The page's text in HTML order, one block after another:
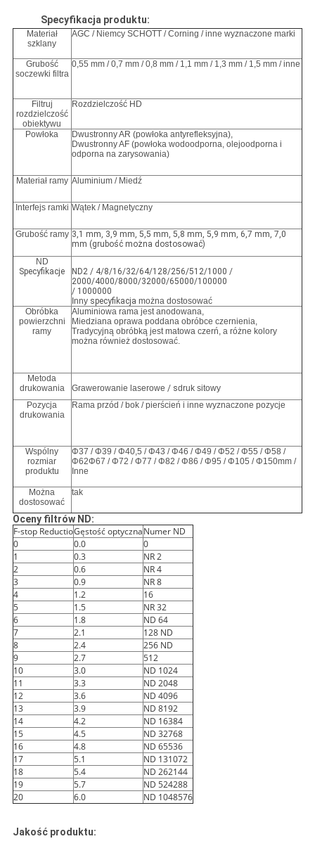
Specyfikacja produktu:
Materiał
szklany
AGC / Niemcy SCHOTT / Corning / inne wyznaczone marki
Grubość
soczewki filtra
0,55 mm / 0,7 mm / 0,8 mm / 1,1 mm / 1,3 mm / 1,5 mm / inne
Filtruj
rozdzielczość
obiektywu
Rozdzielczość HD
Powłoka
Dwustronny AR (powłoka antyrefleksyjna),
Dwustronny AF (powłoka wodoodporna, olejoodporna i
odporna na zarysowania)
Materiał ramy Aluminium / Miedź
Interfejs ramki Wątek / Magnetyczny
Grubość ramy 3,1 mm, 3,9 mm, 5,5 mm, 5,8 mm, 5,9 mm, 6,7 mm, 7,0
mm (grubość można dostosować)
ND
Specyfikacje
ND2 / 4/8/16/32/64/128/256/512/1000 /
2000/4000/8000/32000/65000/100000
/ 1000000
Inny specyfikacja można dostosować
Obróbka
powierzchni
ramy
Aluminiowa rama jest anodowana,
Miedziana oprawa poddana obróbce czernienia,
Tradycyjną obróbką jest matowa czerń, a różne kolory
można również dostosować.
Metoda
drukowania
Grawerowanie laserowe / sdruk sitowy
Pozycja
drukowania
Rama przód / bok / pierścień i inne wyznaczone pozycje
Wspólny
rozmiar
produktu
Φ37 / Φ39 / Φ40,5 / Φ43 / Φ46 / Φ49 / Φ52 / Φ55 / Φ58 /
Φ62Φ67 / Φ72 / Φ77 / Φ82 / Φ86 / Φ95 / Φ105 / Φ150mm /
Inne
Można
dostosować
tak
Oceny filtrów ND:
F-stop ReductioGęstość optycznaNumer ND
0
0.0
0
1
0.3
NR 2
2
0.6
NR 4
3
0.9
NR 8
4
1.2
16
5
1.5
NR 32
6
1.8
ND 64
7
2.1
128 ND
8
2.4
256 ND
9
2.7
512
10
3.0
ND 1024
11
3.3
ND 2048
12
3.6
ND 4096
13
3.9
ND 8192
14
4.2
ND 16384
15
4.5
ND 32768
16
4.8
ND 65536
17
5.1
ND 131072
18
5.4
ND 262144
19
5.7
ND 524288
20
6.0 ND 1048576
Jakość produktu: